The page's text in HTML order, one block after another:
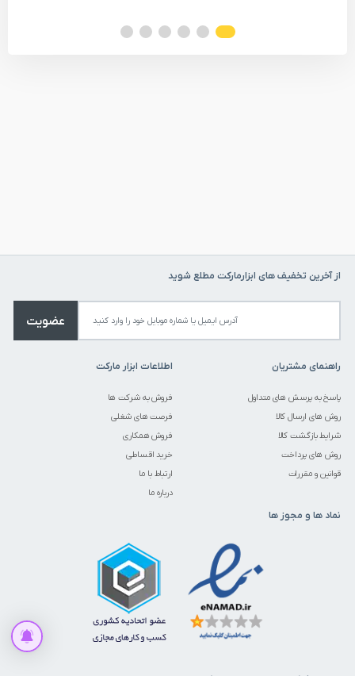
از آخرین تخفیف های ابزارمارکت مطلع شوید
عضویت
راهنمای مشتریان
پاسخ به پرسش های متداول
روش های ارسال کالا
شرایط بازگشت کالا
روش های پرداخت
قوانین و مقررات
اطلاعات ابزار مارکت
فروش به شرکت ها
فرصت های شغلی
فروش همکاری
خرید اقساطی
ارتباط با ما
درباره ما
نماد ها و مجوز ها
قیمت این کالا متغیر میباشد. می توانید برای استعلام قیمت تماس حاصل